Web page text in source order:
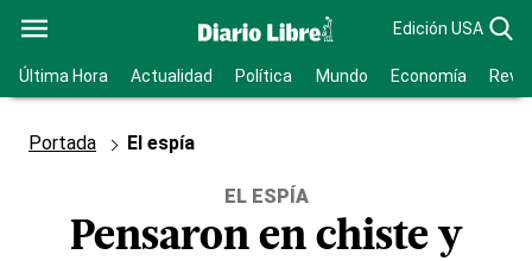
Edición USA
Última Hora Actualidad Política Mundo Economía
Portada El espía
EL ESPÍA
Pensaron en chiste y